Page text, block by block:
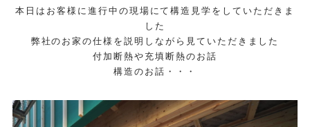
本日はお客様に進行中の現場にて構造見学をしていただきま
した
弊社のお家の仕様を説明しながら見ていただきました
付加断熱や充填断熱のお話
構造のお話・・・